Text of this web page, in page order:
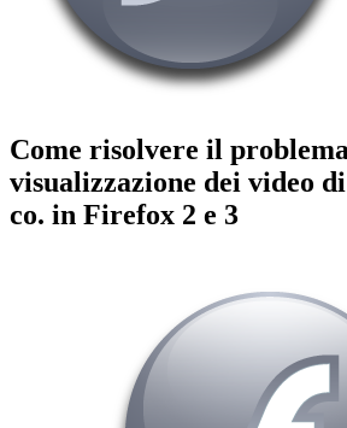
Come risolvere il
visualizzazione dei video
co. in Firefox 2 e 3